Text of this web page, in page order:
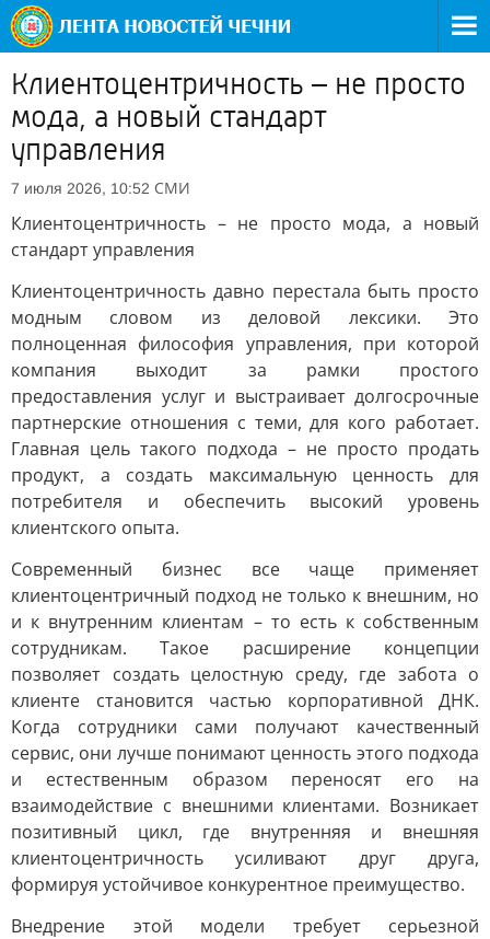
Клиентоцентричность – не просто
мода, а новый стандарт
управления
7 июля 2026, 10:52 СМИ
Клиентоцентричность – не просто мода, а новый
стандарт управления
Клиентоцентричность давно перестала быть просто
модным словом из деловой лексики. Это
полноценная философия управления, при которой
компания выходит за рамки простого
предоставления услуг и выстраивает долгосрочные
партнерские отношения с теми, для кого работает.
Главная цель такого подхода – не просто продать
продукт, а создать максимальную ценность для
потребителя и обеспечить высокий уровень
клиентского опыта.
Современный бизнес все чаще применяет
клиентоцентричный подход не только к внешним, но
и к внутренним клиентам – то есть к собственным
сотрудникам. Такое расширение концепции
позволяет создать целостную среду, где забота о
клиенте становится частью корпоративной ДНК.
Когда сотрудники сами получают качественный
сервис, они лучше понимают ценность этого подхода
и естественным образом переносят его на
взаимодействие с внешними клиентами. Возникает
позитивный цикл, где внутренняя и внешняя
клиентоцентричность усиливают друг друга,
формируя устойчивое конкурентное преимущество.
Внедрение этой модели требует серьезной